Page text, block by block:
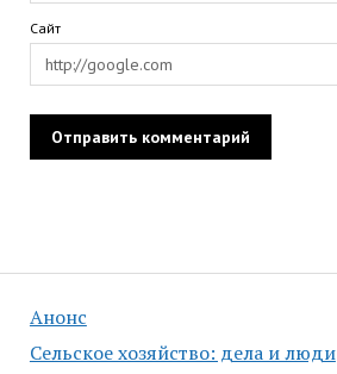
Анонс
Сельское хозяйство: дела и люди
Сайт